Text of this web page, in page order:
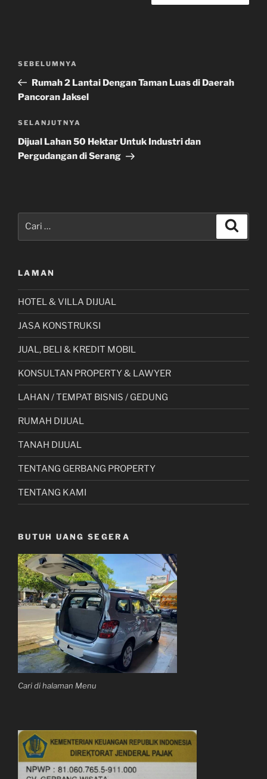
Pos
Sebelumnya
SEBELUMNYA
Rumah 2 Lantai Dengan Taman Luas di Daerah
Pancoran Jaksel
Pos
Selanjutnya
SELANJUTNYA
Dijual Lahan 50 Hektar Untuk Industri dan
Pergudangan di Serang
LAMAN
HOTEL & VILLA DIJUAL
JASA KONSTRUKSI
JUAL, BELI & KREDIT MOBIL
KONSULTAN PROPERTY & LAWYER
LAHAN / TEMPAT BISNIS / GEDUNG
RUMAH DIJUAL
TANAH DIJUAL
TENTANG GERBANG PROPERTY
TENTANG KAMI
BUTUH UANG SEGERA
Cari di halaman Menu